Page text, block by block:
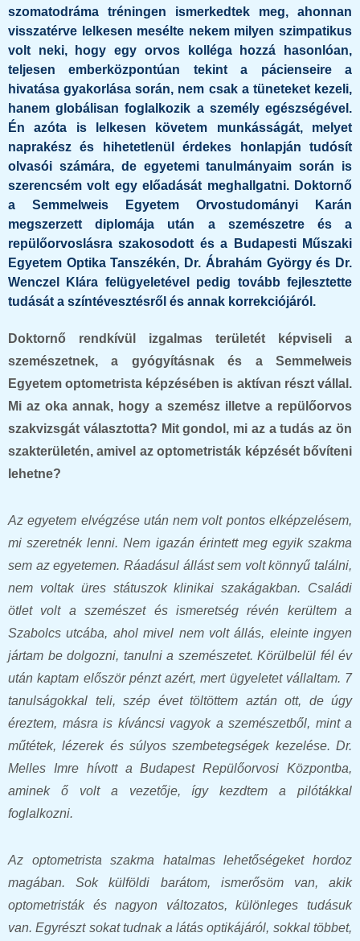
szomatodráma tréningen ismerkedtek meg, ahonnan
visszatérve lelkesen mesélte nekem milyen szimpatikus
volt neki, hogy egy orvos kolléga hozzá hasonlóan,
teljesen emberközpontúan tekint a pácienseire a
hivatása gyakorlása során, nem csak a tüneteket kezeli,
hanem globálisan foglalkozik a személy egészségével.
Én azóta is lelkesen követem munkásságát, melyet
naprakész és hihetetlenül érdekes honlapján tudósít
olvasói számára, de egyetemi tanulmányaim során is
szerencsém volt egy előadását meghallgatni. Doktornő
a Semmelweis Egyetem Orvostudományi Karán
megszerzett diplomája után a szemészetre és a
repülőorvoslásra szakosodott és a Budapesti Műszaki
Egyetem Optika Tanszékén, Dr. Ábrahám György és Dr.
Wenczel Klára felügyeletével pedig tovább fejlesztette
tudását a színtévesztésről és annak korrekciójáról.
Doktornő rendkívül izgalmas területét képviseli a
szemészetnek, a gyógyításnak és a Semmelweis
Egyetem optometrista képzésében is aktívan részt vállal.
Mi az oka annak, hogy a szemész illetve a repülőorvos
szakvizsgát választotta? Mit gondol, mi az a tudás az ön
szakterületén, amivel az optometristák képzését bővíteni
lehetne?
Az egyetem elvégzése után nem volt pontos elképzelésem,
mi szeretnék lenni. Nem igazán érintett meg egyik szakma
sem az egyetemen. Ráadásul állást sem volt könnyű találni,
nem voltak üres státuszok klinikai szakágakban. Családi
ötlet volt a szemészet és ismeretség révén kerültem a
Szabolcs utcába, ahol mivel nem volt állás, eleinte ingyen
jártam be dolgozni, tanulni a szemészetet. Körülbelül fél év
után kaptam először pénzt azért, mert ügyeletet vállaltam. 7
tanulságokkal teli, szép évet töltöttem aztán ott, de úgy
éreztem, másra is kíváncsi vagyok a szemészetből, mint a
műtétek, lézerek és súlyos szembetegségek kezelése. Dr.
Melles Imre hívott a Budapest Repülőorvosi Központba,
aminek ő volt a vezetője, így kezdtem a pilótákkal
foglalkozni.
Az optometrista szakma hatalmas lehetőségeket hordoz
magában. Sok külföldi barátom, ismerősöm van, akik
optometristák és nagyon változatos, különleges tudásuk
van. Egyrészt sokat tudnak a látás optikájáról, sokkal többet,